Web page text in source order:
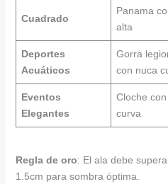
Cuadrado
Panama
alta
Deportes
Acuáticos
Gorra
con nuca
Eventos
Elegantes
Cloche
curva
Regla de oro: El ala debe
1.5cm para sombra óptima.